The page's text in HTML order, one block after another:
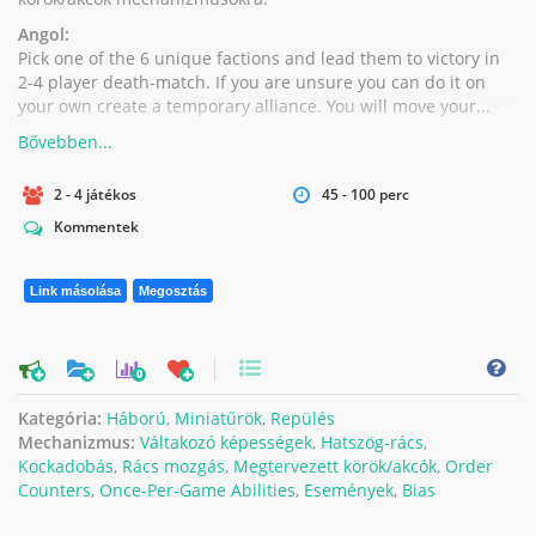
Angol:
Pick one of the 6 unique factions and lead them to victory in
2-4 player death-match. If you are unsure you can do it on
your own create a temporary alliance. You will move your...
2 - 4 játékos
45 - 100 perc
Kommentek
Link másolása Megosztás
0
Kategória: Háború, Miniatűrök, Repülés
Mechanizmus: Váltakozó képességek, Hatszög-rács,
Kockadobás, Rács mozgás, Megtervezett körök/akcók, Order
Counters, Once-Per-Game Abilities, Események, Bias